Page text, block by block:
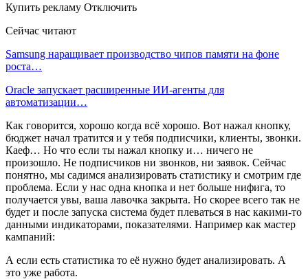
Купить рекламу Отключить
Сейчас читают
Samsung наращивает производство чипов памяти на фоне
роста…
Oracle запускает расширенные ИИ‑агенты для
автоматизации…
Как говорится, хорошо когда всё хорошо. Вот нажал кнопку,
бюджет начал тратится и у тебя подписчики, клиенты, звонки.
Каеф… Но что если ты нажал кнопку и… ничего не
произошло. Не подписчиков ни звонков, ни заявок. Сейчас
понятно, мы садимся анализировать статистику и смотрим где
проблема. Если у нас одна кнопка и нет больше нифига, то
получается увы, ваша лавочка закрыта. Но скорее всего так не
будет и после запуска система будет плеваться в нас какими-то
данными индикаторами, показателями. Например как мастер
кампаний:
А если есть статистика то её нужно будет анализировать. А
это уже работа.